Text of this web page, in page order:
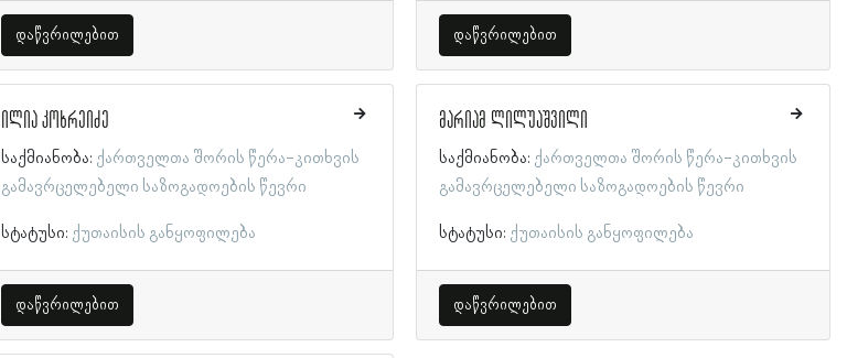
დაწვრილებით
ილია კოხრეიძე
საქმიანობა: ქართველთა შორის წერა-კითხვის
გამავრცელებელი საზოგადოების წევრი
სტატუსი: ქუთაისის განყოფილება
დაწვრილებით
დაწვრილებით
მარიამ ლილუაშვილი
საქმიანობა: ქართველთა შორის წერა-კითხვის
გამავრცელებელი საზოგადოების წევრი
სტატუსი: ქუთაისის განყოფილება
დაწვრილებით